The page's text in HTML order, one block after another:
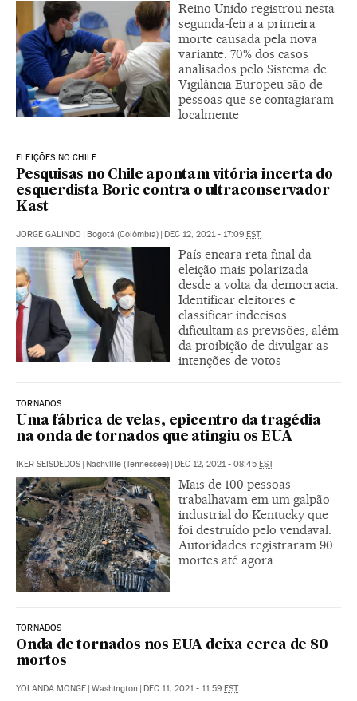
Reino Unido registrou nesta
segunda-feira a primeira
morte causada pela nova
variante. 70% dos casos
analisados pelo Sistema de
Vigilância Europeu são de
pessoas que se contagiaram
localmente
ELEIÇÕES NO CHILE
Pesquisas no Chile apontam vitória incerta do
esquerdista Boric contra o ultraconservador
Kast
JORGE GALINDO Bogotá (Colômbia) DEC 12, 2021 - 17:09 EST
País encara reta final da
eleição mais polarizada
desde a volta da democracia.
Identificar eleitores e
classificar indecisos
dificultam as previsões, além
da proibição de divulgar as
intenções de votos
TORNADOS
Uma fábrica de velas, epicentro da tragédia
na onda de tornados que atingiu os EUA
IKER SEISDEDOS Nashville (Tennessee) DEC 12, 2021 - 08:45 EST
Mais de 100 pessoas
trabalhavam em um galpão
industrial do Kentucky que
foi destruído pelo vendaval.
Autoridades registraram 90
mortes até agora
TORNADOS
Onda de tornados nos EUA deixa cerca de 80
mortos
YOLANDA MONGE | Washington | DEC 11, 2021 - 11:59 EST